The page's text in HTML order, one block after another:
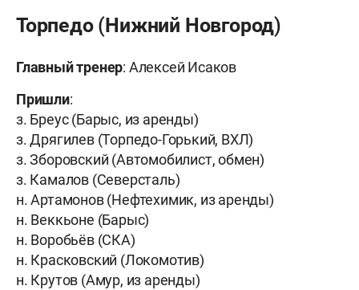
Торпедо (Нижний Новгород)
Главный тренер: Алексей Исаков
Пришли:
з. Бреус (Барыс, из аренды)
з. Дрягилев (Торпедо-Горький, ВХЛ)
з. Зборовский (Автомобилист, обмен)
з. Камалов (Северсталь)
н. Артамонов (Нефтехимик, из аренды)
н. Веккьоне (Барыс)
н. Воробьёв (СКА)
н. Красковский (Локомотив)
н. Крутов (Амур, из аренды)